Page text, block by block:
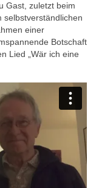
Gast, zuletzt beim
selbstverständlichen
einer
Botschaft
Lied „Wär ich eine